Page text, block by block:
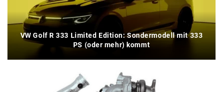
VW Golf R 333 Limited Edition: Sondermodell mit 333
PS (oder mehr) kommt